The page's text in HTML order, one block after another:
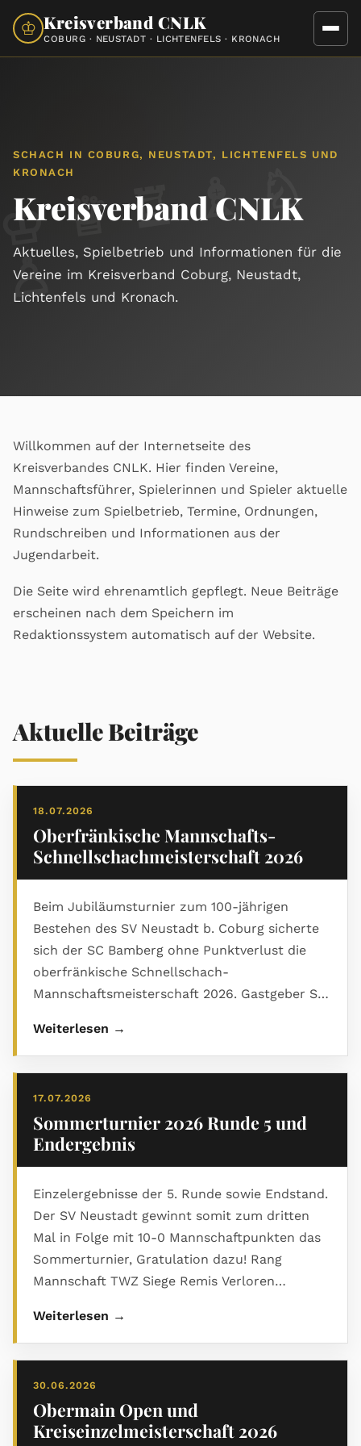
♔ Kreisverband CNLK
COBURG · NEUSTADT · LICHTENFELS · KRONACH
♙
SCHACH IN COBURG, NEUSTADT, LICHTENFELS UND
KRONACH
Kreisverband CNLK
Aktuelles, Spielbetrieb und Informationen für die
Vereine im Kreisverband Coburg, Neustadt,
Lichtenfels und Kronach.
Willkommen auf der Internetseite des
Kreisverbandes CNLK. Hier finden Vereine,
Mannschaftsführer, Spielerinnen und Spieler aktuelle
Hinweise zum Spielbetrieb, Termine, Ordnungen,
Rundschreiben und Informationen aus der
Jugendarbeit.
Die Seite wird ehrenamtlich gepflegt. Neue Beiträge
erscheinen nach dem Speichern im
Redaktionssystem automatisch auf der Website.
Aktuelle Beiträge
18.07.2026
Oberfränkische Mannschafts-
Schnellschachmeisterschaft 2026
Beim Jubiläumsturnier zum 100-jährigen
Bestehen des SV Neustadt b. Coburg sicherte
sich der SC Bamberg ohne Punktverlust die
oberfränkische Schnellschach-
Mannschaftsmeisterschaft 2026. Gastgeber SV
an den Kronacher SK. Den ausführlichen
Bericht mit Abschlusstabelle und vielen Bildern
Weiterlesen →
17.07.2026
Sommerturnier 2026 Runde 5 und
Endergebnis
Einzelergebnisse der 5. Runde sowie Endstand.
Der SV Neustadt gewinnt somit zum dritten
Mal in Folge mit 10-0 Mannschaftpunkten das
Sommerturnier, Gratulation dazu! Rang
Mannschaft TWZ Siege Remis Verloren
5 0 0 10 - 0 13.5 23.0 2 SG Sonneberg 1725 3 1 1
7 - 3 10.5 26.0 3 FC Nordhalben 1711 2 2 1 6 - 4
5 Kronacher SK 1936 2 1 2 5 - 5 11.0 27.0 6 TSV
Tettau 1740 2 1 2 5 - 5 11.0 17.0 7 SV Neustadt II
1619 2 1 2 5 - 5 10.0 25.0 8 SK Michelau 1755 1 2
Weiterlesen →
30.06.2026
Obermain Open und
Kreiseinzelmeisterschaft 2026